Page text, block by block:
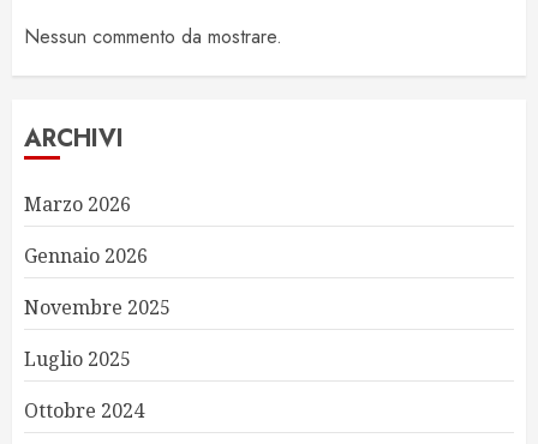
Nessun commento da mostrare.
ARCHIVI
Marzo 2026
Gennaio 2026
Novembre 2025
Luglio 2025
Ottobre 2024